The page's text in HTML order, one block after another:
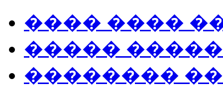
���� ����
�����
��������